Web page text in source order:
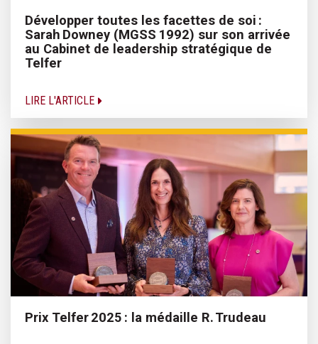
Développer toutes les facettes de soi :
Sarah Downey (MGSS 1992) sur son arrivée
au Cabinet de leadership stratégique de
Telfer
LIRE L'ARTICLE
Prix Telfer 2025 : la médaille R. Trudeau